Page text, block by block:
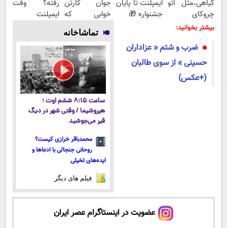
گیاهی،مثل اتو
چروکای
پوستتوصاف
ایمپلنت تا پایان
جشنواره 🎁
جوان کارتن
خوابی که
میلیاردر شد.
آموزش رایگان
رفته؟ وقت
ایمپلنت
بیشتر بخوانید:
ضرب و شتم « عزاداران
حسینی » از سوی طالبان
(+عکس)
تماشاخانه
ساعت ۸:۱۵ ششم اوت ؛
هیروشیما / وقتی شهر در دیگ
قیر می‌جوشید
محمدباقر خرازی کیست؟
روحانی جنجالی با ادعاها و
ایده‌های تخیلی
فیلم های دیگر
عضویت در اینستاگرام عصر ایران